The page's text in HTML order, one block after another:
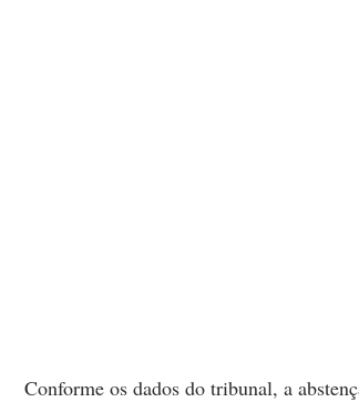
Conforme os dados do tribunal, a